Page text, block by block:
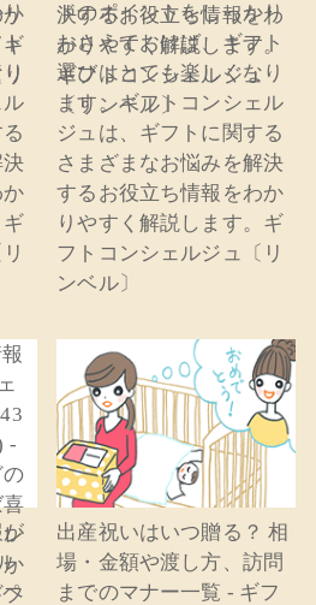
ドのポイントをしっかり
おさえておけば、ギフト
選びはとても楽しくなり
ます。ギフトコンシェル
ジュは、ギフトに関する
さまざまなお悩みを解決
するお役立ち情報をわか
りやすく解説します。ギ
フトコンシェルジュ〔リ
ンベル〕
出産祝いはいつ贈る？ 相
場・金額や渡し方、訪問
までのマナー一覧 - ギフ